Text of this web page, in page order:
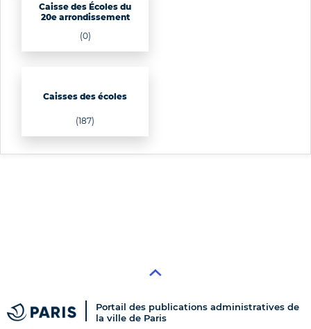
Caisse des Écoles du
20e arrondissement
(0)
Caisses des écoles
(187)
Portail des publications administratives de
la ville de Paris